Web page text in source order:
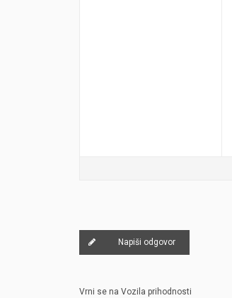
Napiši odgovor
Vrni se na Vozila prihodnosti